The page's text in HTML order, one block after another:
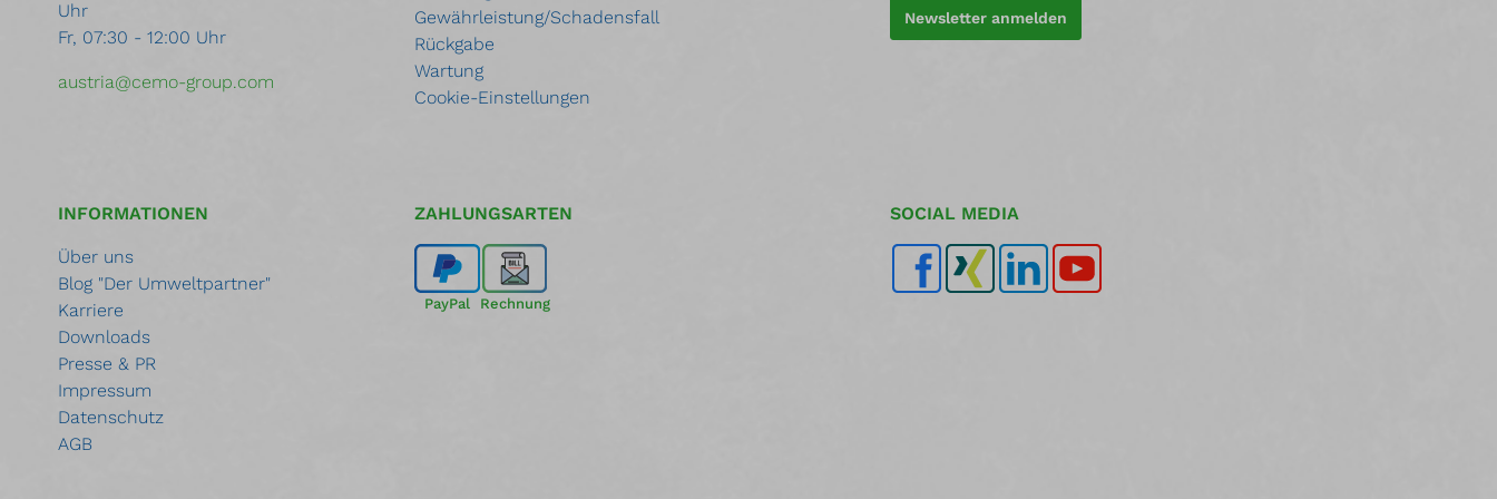
Transport.
Uhr
Fr, 07:30 - 12:00 Uhr
austria@cemo-group.com
Gewährleistung/Schadensfall
Rückgabe
Wartung
Cookie-Einstellungen
Newsletter anmelden
INFORMATIONEN
Über uns
Blog "Der Umweltpartner"
Karriere
Downloads
Presse & PR
Impressum
Datenschutz
AGB
ZAHLUNGSARTEN
PayPal Rechnung
SOCIAL MEDIA